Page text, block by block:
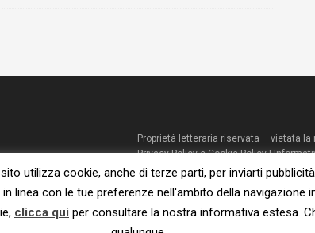
Proprietà letteraria riservata – vietata la
Privacy Policy e Cookie Policy|
© 2023 – Susanna De Ciechi.
utilizza cookie, anche di terze parti, per inviarti pubblicità
linea con le tue preferenze nell'ambito della navigazione
clicca qui per consultare la nostra informativa estesa.